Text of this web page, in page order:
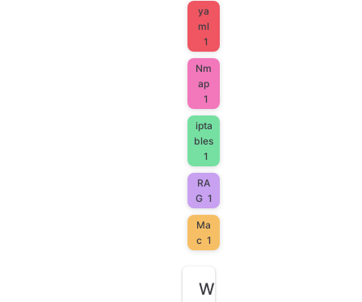
ya
ml
1
Nm
ap
1
ipta
bles
1
RA
G 1
Ma
c 1
W